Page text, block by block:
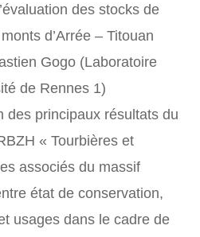
des stocks de
d’Arrée – Titouan
Gogo (Laboratoire
de Rennes 1)
des principaux résultats du
« Tourbières et
associés du massif
état de conservation,
usages dans le cadre de